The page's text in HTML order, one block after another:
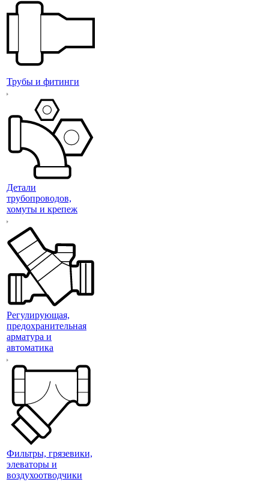
Трубы и фитинги
Детали
трубопроводов,
хомуты и крепеж
Регулирующая,
предохранительная
арматура и
автоматика
Фильтры, грязевики,
элеваторы и
воздухоотводчики